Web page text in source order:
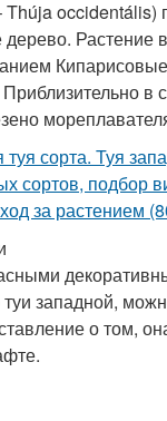
Thúja occidentális)
дерево. Растение
в
западной,
о том,